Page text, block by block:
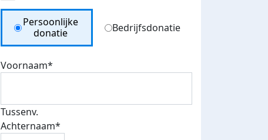
Donation Type
Persoonlijke
donatie
Bedrijfsdonatie
Voornaam*
Tussenv.
Achternaam*